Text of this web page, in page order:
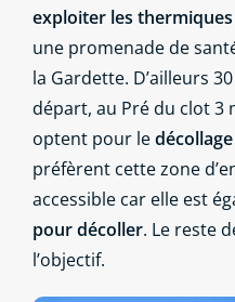
exploiter les thermiques
une promenade de
la Gardette. D’ailleurs
départ, au Pré du clot 3
optent pour le
préfèrent cette zone
accessible car elle est
pour décoller. Le reste
l’objectif.